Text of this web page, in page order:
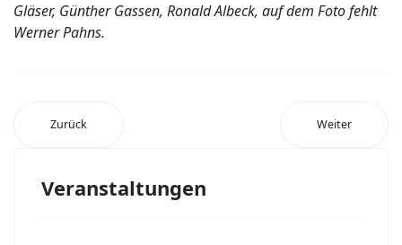
Gläser, Günther Gassen, Ronald Albeck, auf dem Foto fehlt
Werner Pahns.
Zurück Weiter
Veranstaltungen